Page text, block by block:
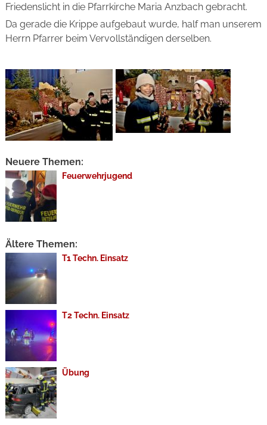
Friedenslicht in die Pfarrkirche Maria Anzbach gebracht.
Da gerade die Krippe aufgebaut wurde, half man unserem
Herrn Pfarrer beim Vervollständigen derselben.
Neuere Themen:
Feuerwehrjugend
Ältere Themen:
T1 Techn. Einsatz
T2 Techn. Einsatz
Übung